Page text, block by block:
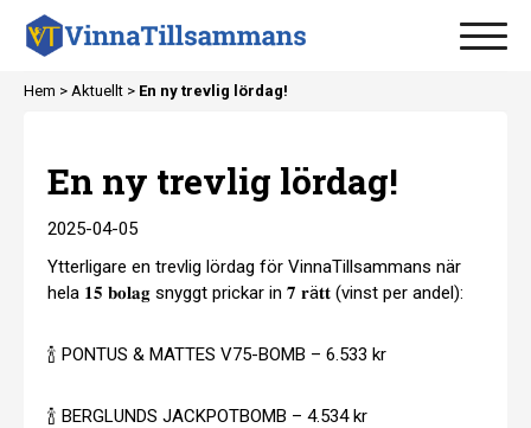
Hem > Aktuellt > En ny trevlig lördag!
En ny trevlig lördag!
2025-04-05
Ytterligare en trevlig lördag för VinnaTillsammans när
hela 𝟏𝟓 𝐛𝐨𝐥𝐚𝐠 snyggt prickar in 𝟕 𝐫ä𝐭𝐭 (vinst per andel):
🍾 PONTUS & MATTES V75-BOMB – 6.533 kr
🍾 BERGLUNDS JACKPOTBOMB – 4.534 kr